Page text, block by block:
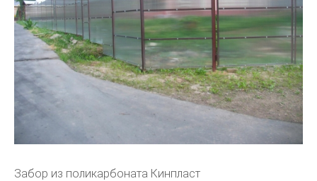
Забор из поликарбоната Кинпласт